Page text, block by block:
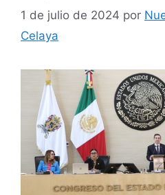
1 de julio de 2024 por
Celaya